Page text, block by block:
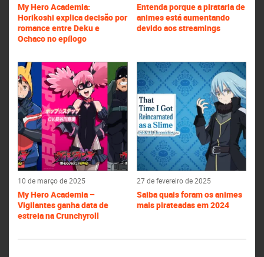
My Hero Academia:
Horikoshi explica decisão por
romance entre Deku e
Ochaco no epílogo
Entenda porque a pirataria de
animes está aumentando
devido aos streamings
10 de março de 2025
My Hero Academia –
Vigilantes ganha data de
estreia na Crunchyroll
27 de fevereiro de 2025
Saiba quais foram os animes
mais pirateadas em 2024